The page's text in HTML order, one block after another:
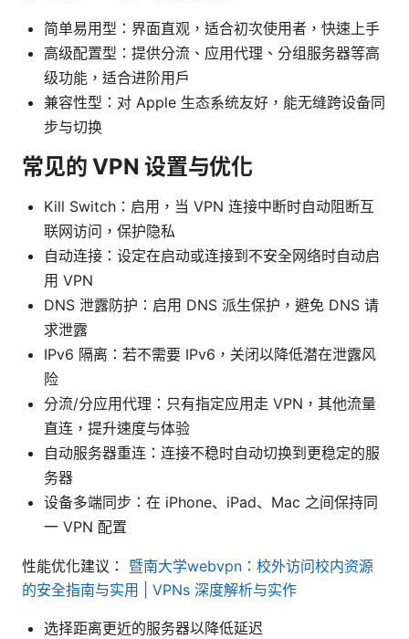
简单易用型：界面直观，适合初次使用者，快速上手
高级配置型：提供分流、应用代理、分组服务器等高
级功能，适合进阶用户
兼容性型：对 Apple 生态系统友好，能无缝跨设备同
步与切换
常见的 VPN 设置与优化
Kill Switch：启用，当 VPN 连接中断时自动阻断互
联网访问，保护隐私
自动连接：设定在启动或连接到不安全网络时自动启
用 VPN
DNS 泄露防护：启用 DNS 派生保护，避免 DNS 请
求泄露
IPv6 隔离：若不需要 IPv6，关闭以降低潜在泄露风
险
分流/分应用代理：只有指定应用走 VPN，其他流量
直连，提升速度与体验
自动服务器重连：连接不稳时自动切换到更稳定的服
务器
设备多端同步：在 iPhone、iPad、Mac 之间保持同
一 VPN 配置
性能优化建议： 暨南大学webvpn：校外访问校内资源
的安全指南与实用 | VPNs 深度解析与实作
选择距离更近的服务器以降低延迟